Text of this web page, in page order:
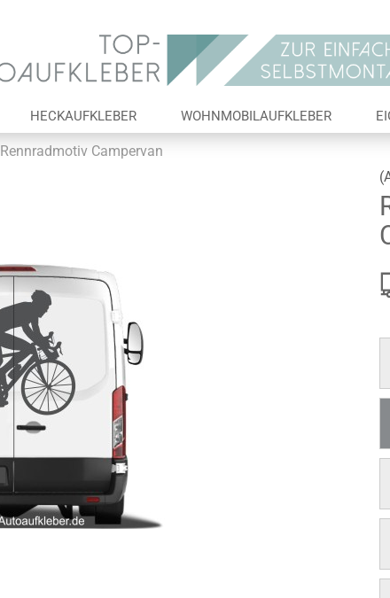
Lieferland
HECKAUFKLEBER WOHNMOBILAUFKLEBER
Rennradmotiv Campervan